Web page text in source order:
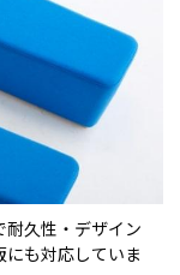
久性・デザイン
も対応していま